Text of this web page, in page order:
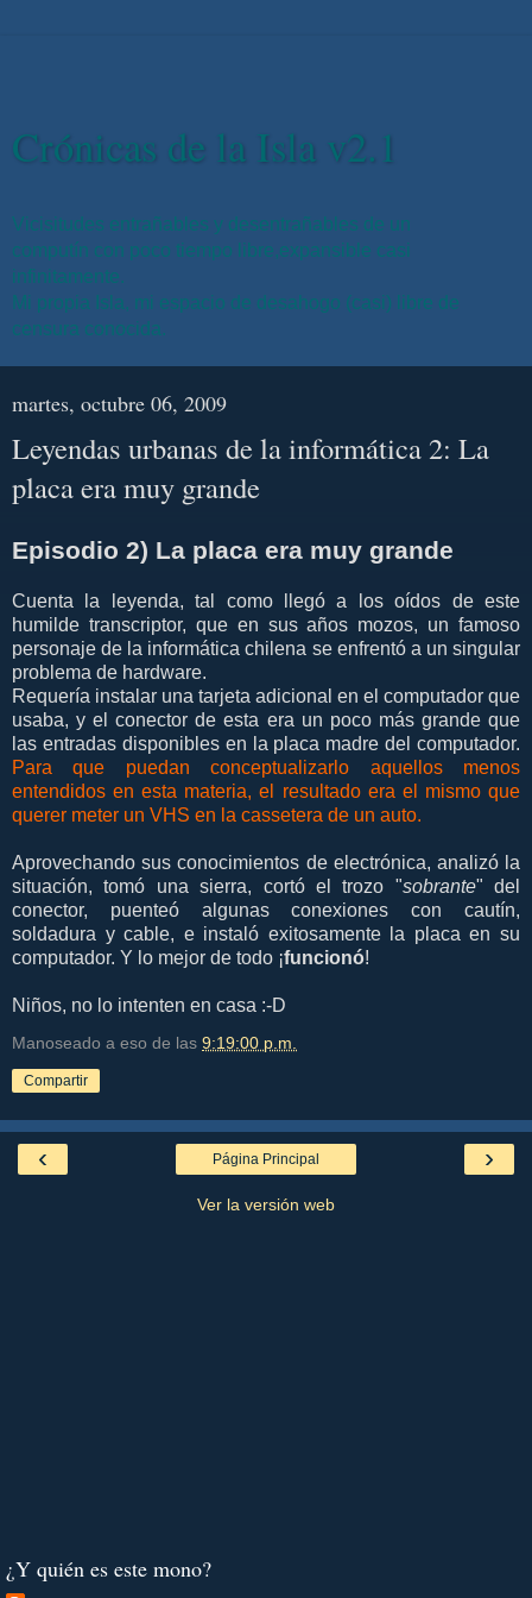
Crónicas de la Isla v2.1
Vicisitudes entrañables y desentrañables de un
computín con poco tiempo libre,expansible casi
infinitamente.
Mi propia Isla, mi espacio de desahogo (casi) libre de
censura conocida.
martes, octubre 06, 2009
Leyendas urbanas de la informática 2: La
placa era muy grande
Episodio 2) La placa era muy grande
Cuenta la leyenda, tal como llegó a los oídos de este
humilde transcriptor, que en sus años mozos, un famoso
personaje de la informática chilena se enfrentó a un singular
problema de hardware.
Requería instalar una tarjeta adicional en el computador que
usaba, y el conector de esta era un poco más grande que
las entradas disponibles en la placa madre del computador.
Para que puedan conceptualizarlo aquellos menos
entendidos en esta materia, el resultado era el mismo que
querer meter un VHS en la cassetera de un auto.
Aprovechando sus conocimientos de electrónica, analizó la
situación, tomó una sierra, cortó el trozo "sobrante" del
conector, puenteó algunas conexiones con cautín,
soldadura y cable, e instaló exitosamente la placa en su
computador. Y lo mejor de todo ¡funcionó!
Niños, no lo intenten en casa :-D
Manoseado a eso de las 9:19:00 p.m.
Compartir
‹ ›
Página Principal
Ver la versión web
¿Y quién es este mono?